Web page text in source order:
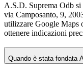
A.S.D. Suprema Odb
via Camposanto, 9,
utilizzare Google Maps
ottenere indicazioni